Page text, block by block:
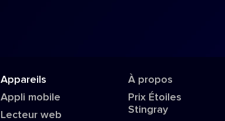
Appareils
Appli mobile
Lecteur web
À propos
Prix Étoiles
Stingray